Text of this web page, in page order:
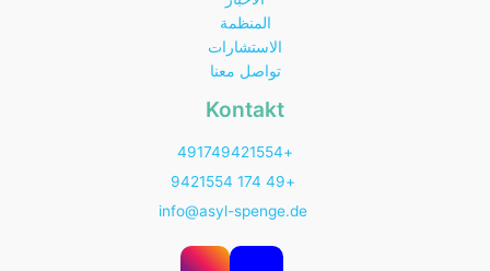
المنظمة
الاستشارات
تواصل معنا
Kontakt
+491749421554
+49 174 9421554